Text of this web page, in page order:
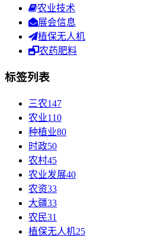
农业技术
展会信息
植保无人机
农药肥料
标签列表
三农147
农业110
种植业80
时政50
农村45
农业发展40
农资33
大疆33
农民31
植保无人机25